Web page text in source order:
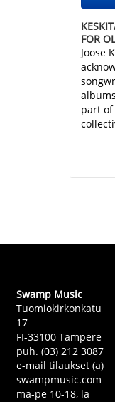
FOR
Joose
part of
Swamp Music
Tuomiokirkonkatu
17
FI-33100 Tampere
puh. (03) 212 3087
e-mail tilaukset (a)
swampmusic.com
ma-pe 10-18, la